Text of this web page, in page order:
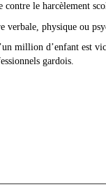
contre le harcèlement
verbale, physique ou
million d’enfant est
gardois.